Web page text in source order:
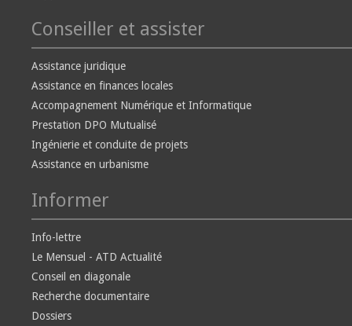
Conseiller et assister
Assistance juridique
Assistance en finances locales
Accompagnement Numérique et Informatique
Prestation DPO Mutualisé
Ingénierie et conduite de projets
Assistance en urbanisme
Informer
Info-lettre
Le Mensuel - ATD Actualité
Conseil en diagonale
Recherche documentaire
Dossiers